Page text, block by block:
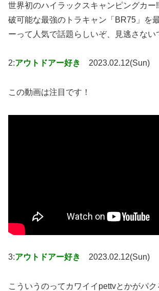
世界初のハイラックスキャンピングカー
破可能な最強のトラキャン「BR75」を
ーって人気で話題らしいぞ、見逃さない
2:アウトドアー好き 2023.02.12(Sun)
この動画は注目です！
3:アウトドアー好き 2023.02.12(Sun)
こういうのってカワイイpettvとかがパ